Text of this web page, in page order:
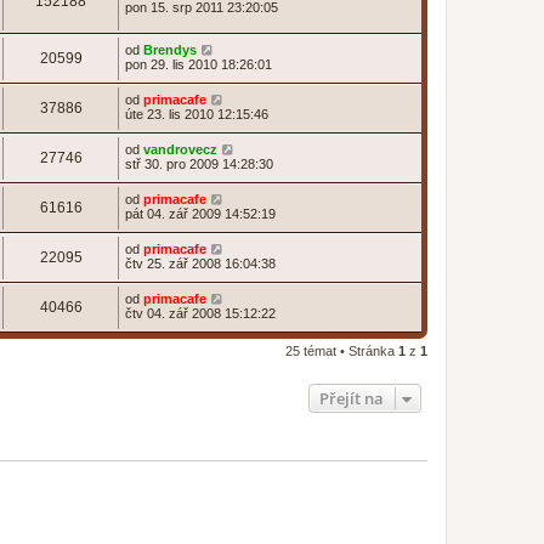
pon 15. srp 2011 23:20:05
20599 od Brendys
pon 29. lis 2010 18:26:01
37886 od primacafe
úte 23. lis 2010 12:15:46
27746 od vandrovecz
stř 30. pro 2009 14:28:30
61616 od primacafe
pát 04. zář 2009 14:52:19
22095 od primacafe
čtv 25. zář 2008 16:04:38
40466 od primacafe
čtv 04. zář 2008 15:12:22
25 témat • Stránka 1 z 1
Přejít na